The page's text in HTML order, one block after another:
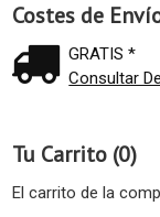
Costes de
GRATIS *
Consultar
Tu Carrito (0)
El carrito de la